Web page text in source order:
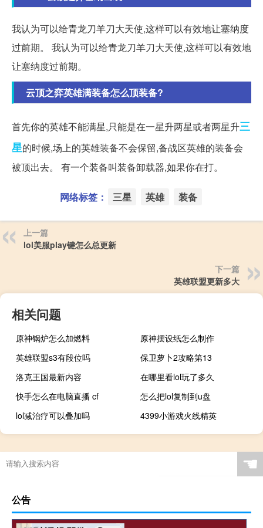
我认为可以给青龙刀羊刀大天使,这样可以有效地让塞纳度
过前期。 我认为可以给青龙刀羊刀大天使,这样可以有效地
让塞纳度过前期。
云顶之弈英雄满装备怎么顶装备?
首先你的英雄不能满星,只能是在一星升两星或者两星升三
星的时候,场上的英雄装备不会保留,备战区英雄的装备会
被顶出去。 有一个装备叫装备卸载器,如果你在打。
网络标签： 三星 英雄 装备
上一篇
lol美服play键怎么总更新
下一篇
英雄联盟更新多大
相关问题
原神锅炉怎么加燃料
原神摆设纸怎么制作
英雄联盟s3有段位吗
保卫萝卜2攻略第13
洛克王国最新内容
在哪里看lol玩了多久
快手怎么在电脑直播 cf
怎么把lol复制到u盘
lol减治疗可以叠加吗
4399小游戏火线精英
☚
公告